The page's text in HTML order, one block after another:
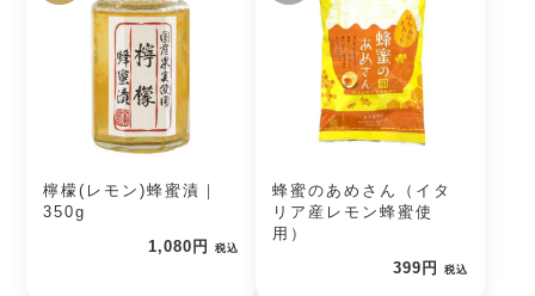
檸檬(レモン)蜂蜜漬｜
350g
1,080円
税込
蜂蜜のあめさん（イタ
リア産レモン蜂蜜使
用）
399円
税込